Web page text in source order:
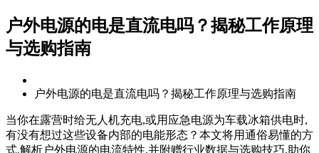
户外电源的电是直流电吗？揭秘工作原理
与选购指南
户外电源的电是直流电吗？揭秘工作原理与选购指南
当你在露营时给无人机充电,或用应急电源为车载冰箱供电时,
有没有想过这些设备内部的电能形态？本文将用通俗易懂的方
式,解析户外电源的电流特性,并附赠行业数据与选购技巧,助你